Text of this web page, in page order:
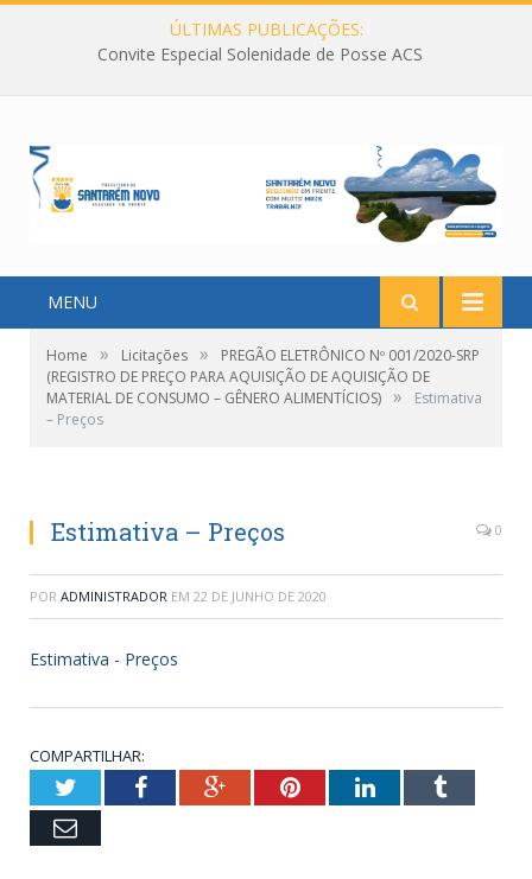
ÚLTIMAS PUBLICAÇÕES:
Convite Especial Solenidade de Posse ACS
MENU
Home » Licitações »
PREGÃO ELETRÔNICO Nº 001/2020-SRP
(REGISTRO DE PREÇO PARA AQUISIÇÃO DE AQUISIÇÃO DE
MATERIAL DE CONSUMO – GÊNERO ALIMENTÍCIOS) »
Estimativa
– Preços
Estimativa – Preços 0
POR ADMINISTRADOR EM 22 DE JUNHO DE 2020
Estimativa - Preços
COMPARTILHAR:
TwitterFacebookGoogle+PinterestLinkedInTumblr
Email